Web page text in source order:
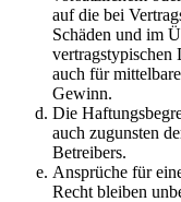
auf die bei
Schäden und im
vertragstypischen
auch für
Gewinn.
Die
auch zugunsten
Betreibers.
Ansprüche für
Recht bleiben